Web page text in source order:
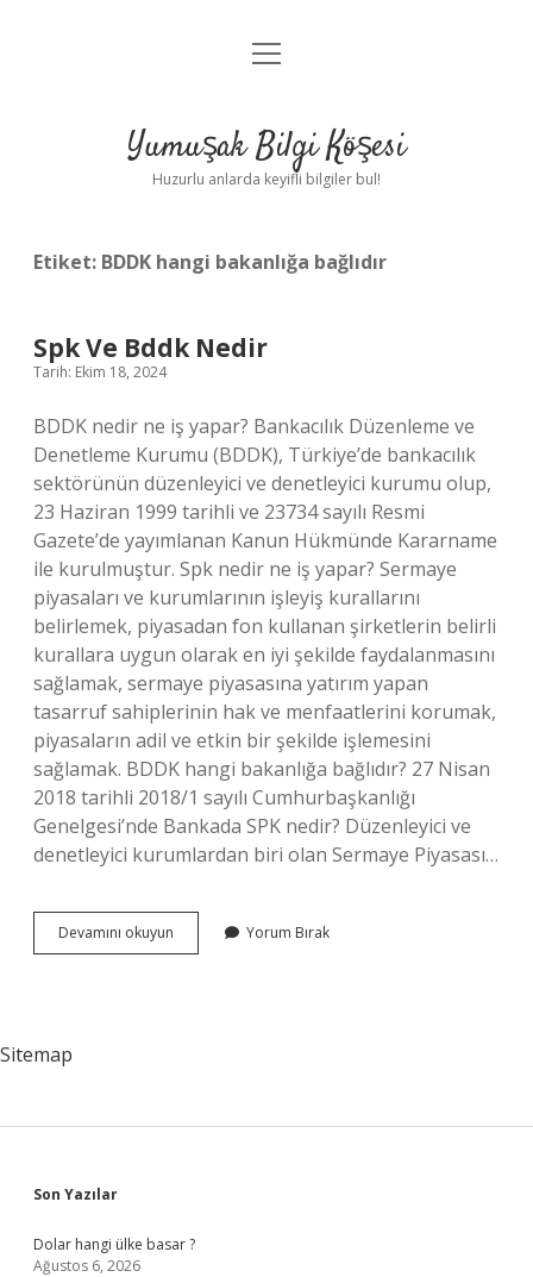
Anasayfa
Yasal Uyarı
menüyü
Yumuşak Bilgi Köşesi
Huzurlu anlarda keyifli bilgiler bul!
Etiket: BDDK hangi bakanlığa bağlıdır
Spk Ve Bddk Nedir
Tarih: Ekim 18, 2024
BDDK nedir ne iş yapar? Bankacılık Düzenleme ve
Denetleme Kurumu (BDDK), Türkiye’de bankacılık
sektörünün düzenleyici ve denetleyici kurumu olup,
23 Haziran 1999 tarihli ve 23734 sayılı Resmi
Gazete’de yayımlanan Kanun Hükmünde Kararname
ile kurulmuştur. Spk nedir ne iş yapar? Sermaye
piyasaları ve kurumlarının işleyiş kurallarını
belirlemek, piyasadan fon kullanan şirketlerin belirli
kurallara uygun olarak en iyi şekilde faydalanmasını
sağlamak, sermaye piyasasına yatırım yapan
tasarruf sahiplerinin hak ve menfaatlerini korumak,
piyasaların adil ve etkin bir şekilde işlemesini
sağlamak. BDDK hangi bakanlığa bağlıdır? 27 Nisan
2018 tarihli 2018/1 sayılı Cumhurbaşkanlığı
Genelgesi’nde Bankada SPK nedir? Düzenleyici ve
denetleyici kurumlardan biri olan Sermaye Piyasası…
Devamını okuyun
Ve
Yorum Bırak
Sitemap
Sidebar
Son Yazılar
Dolar hangi ülke basar ?
Ağustos 6, 2026